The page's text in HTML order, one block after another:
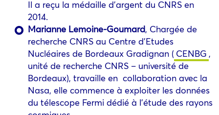
Il a reçu la médaille d’argent du CNRS en
2014.
Marianne Lemoine-Goumard, Chargée de
recherche CNRS au Centre d’Etudes
Nucléaires de Bordeaux Gradignan ( CENBG ,
unité de recherche CNRS – université de
Bordeaux), travaille en collaboration avec la
Nasa, elle commence à exploiter les données
du télescope Fermi dédié à l’étude des rayons